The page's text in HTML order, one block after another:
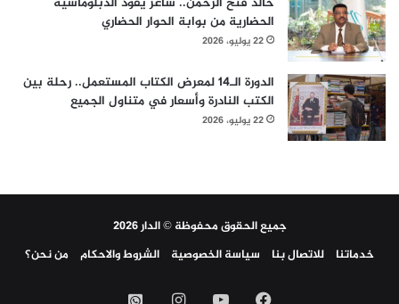
الحضارية من بوابة الحوار الحضاري
22 يوليو، 2026
الدورة الـ14 لمعرض الكتاب المستعمل.. رحلة بين
الكتب النادرة وأسعار في متناول الجميع
22 يوليو، 2026
جميع الحقوق محفوظة © الدار 2026
خدماتنا
للاتصال بنا سياسة الخصوصية الشروط والاحكام من نحن؟
فيسبوك‫YouTubeانستقرام